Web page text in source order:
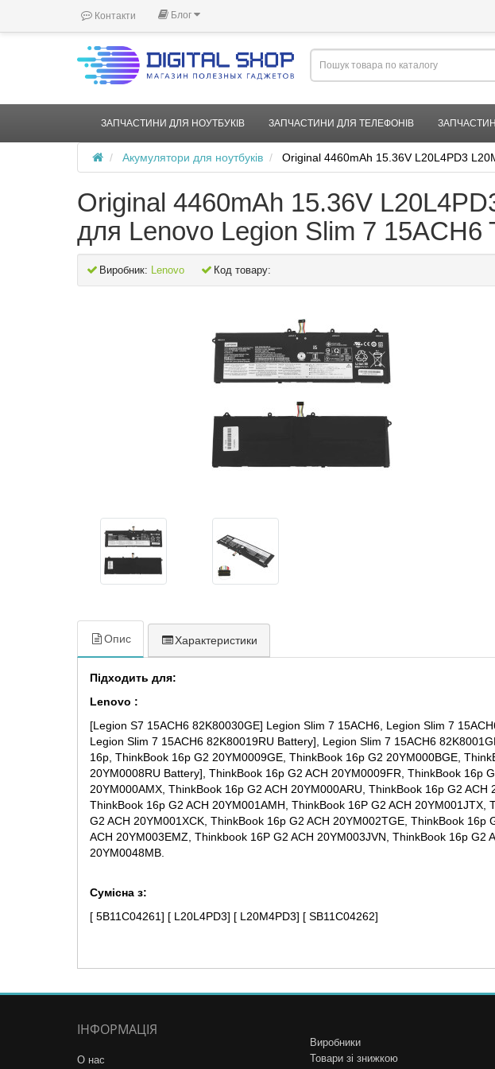
Контакти Блог
ЗАПЧАСТИНИ ДЛЯ НОУТБУКІВ ЗАПЧАСТИНИ ДЛЯ ТЕЛЕФОНІВ
Акумулятори для ноутбуків Original 4460mAh 15.36V L20L4PD3
Original 4460mAh 15.36V
для Lenovo Legion Slim 7 15ACH6
Виробник: Lenovo Код товару:
Опис Характеристики
Підходить для:
Lenovo :
[Legion S7 15ACH6 82K80030GE] Legion Slim 7 15ACH6, Legion Slim 7
Legion Slim 7 15ACH6 82K80019RU Battery], Legion Slim 7 15ACH6
16p, ThinkBook 16p G2 20YM0009GE, ThinkBook 16p G2 20YM000BGE,
20YM0008RU Battery], ThinkBook 16p G2 ACH 20YM0009FR, ThinkBook 16p
20YM000AMX, ThinkBook 16p G2 ACH 20YM000ARU, ThinkBook 16p G2
ThinkBook 16p G2 ACH 20YM001AMH, ThinkBook 16P G2 ACH
G2 ACH 20YM001XCK, ThinkBook 16p G2 ACH 20YM002TGE, ThinkBook
ACH 20YM003EMZ, Thinkbook 16P G2 ACH 20YM003JVN, ThinkBook 16p
20YM0048MB.
Сумісна з:
[ 5B11C04261] [ L20L4PD3] [ L20M4PD3] [ SB11C04262]
ІНФОРМАЦІЯ
О нас
Виробники
Товари зі знижкою